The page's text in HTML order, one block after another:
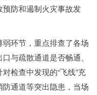
防和遏制火灾事故发
环节，重点排查了各场
与疏散通道是否畅通、
检查中发现的“飞线”充
通道等突出隐患，当场